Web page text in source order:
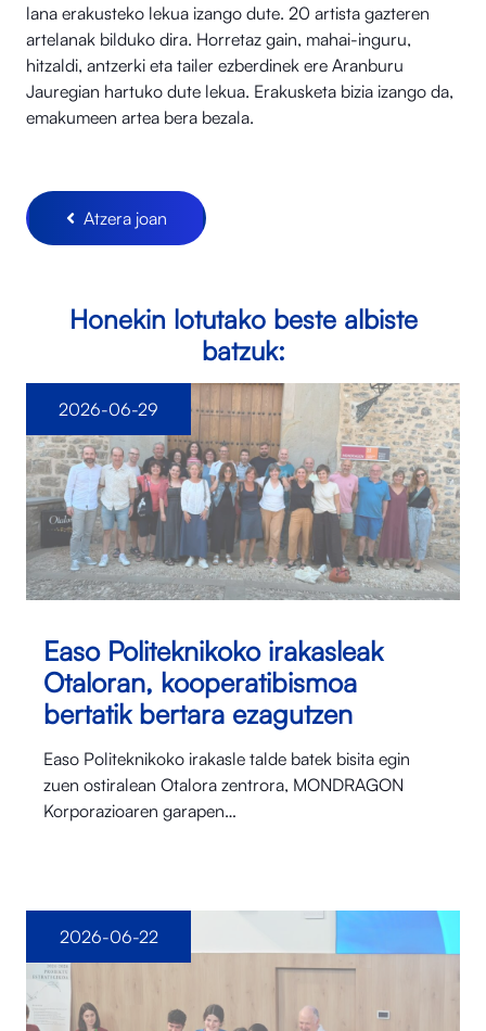
lana erakusteko lekua izango dute. 20 artista gazteren
artelanak bilduko dira. Horretaz gain, mahai-inguru,
hitzaldi, antzerki eta tailer ezberdinek ere Aranburu
Jauregian hartuko dute lekua. Erakusketa bizia izango da,
emakumeen artea bera bezala.
Atzera joan
Honekin lotutako beste albiste
batzuk:
Easo Politeknikoko irakasleak
Otaloran, kooperatibismoa
bertatik bertara ezagutzen
Easo Politeknikoko irakasle talde batek bisita egin
zuen ostiralean Otalora⁠ zentrora, MONDRAGON
Korporazioaren garapen…
2026-06-29
2026-06-22